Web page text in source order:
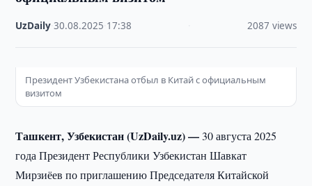
UzDaily ·30.08.2025 17:38 2087 views
Президент Узбекистана отбыл в Китай с официальным
визитом
Ташкент, Узбекистан (UzDaily.uz) —30 августа 2025
года Президент Республики Узбекистан Шавкат
Мирзиёев по приглашению Председателя Китайской